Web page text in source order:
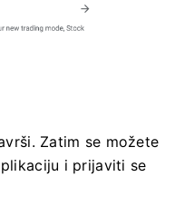
Zatim se možete
i prijaviti se